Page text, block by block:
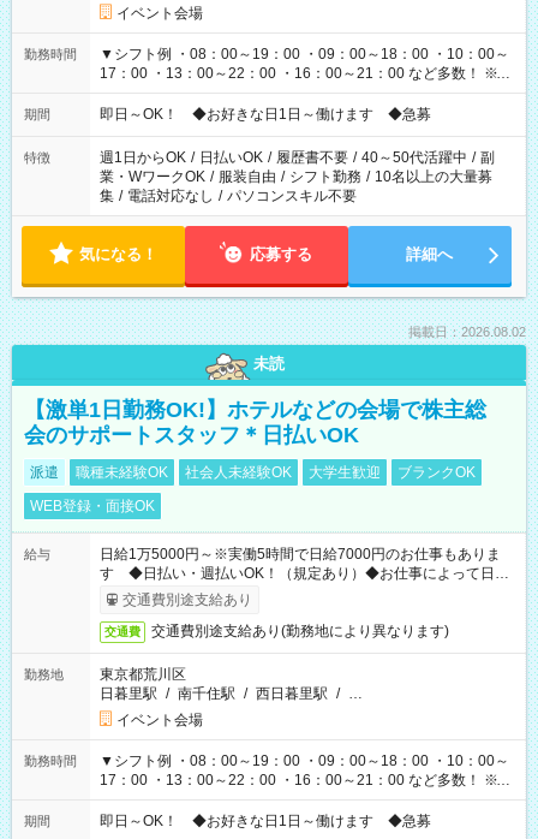
イベント会場
勤務時間
▼シフト例 ・08：00～19：00 ・09：00～18：00 ・10：00～
17：00 ・13：00～22：00 ・16：00～21：00 など多数！ ※お
仕事により勤務時間が異なります
期間 即日～OK！ ◆お好きな日1日～働けます ◆急募
特徴 週1日からOK / 日払いOK / 履歴書不要 / 40～50代活躍中 / 副
業・WワークOK / 服装自由 / シフト勤務 / 10名以上の大量募
集 / 電話対応なし / パソコンスキル不要
気になる！ 応募する 詳細へ
掲載日：2026.08.02
未読
【激単1日勤務OK!】ホテルなどの会場で株主総
会のサポートスタッフ＊日払いOK
派遣 職種未経験OK 社会人未経験OK 大学生歓迎
ブランクOK
WEB登録・面接OK
給与
日給1万5000円～※実働5時間で日給7000円のお仕事もありま
す ◆日払い・週払いOK！（規定あり）◆お仕事によって日給
も異なります
交通費別途支給あり
交通費 交通費別途支給あり(勤務地により異なります)
勤務地
東京都荒川区
日暮里駅 / 南千住駅 / 西日暮里駅 / …
イベント会場
勤務時間
▼シフト例 ・08：00～19：00 ・09：00～18：00 ・10：00～
17：00 ・13：00～22：00 ・16：00～21：00 など多数！ ※お
仕事により勤務時間が異なります
期間 即日～OK！ ◆お好きな日1日～働けます ◆急募